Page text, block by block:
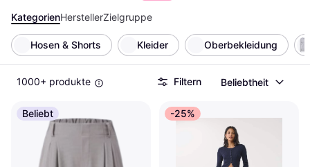
eleganter oder lässiger Kleidung suchst, unsere Filter leiten
dich schnell zum passenden Outfit. Du kannst nach Marken,
Preisen oder Bewertungen filtern, um deine Auswahl weiter zu
verfeinern. So findest du genau das, was zu dir passt. Lies die
Nutzerbewertungen, um mehr über die Erfahrungen anderer zu
erfahren und die richtige Entscheidung zu treffen. Beginne hier
deine Suche nach dem idealen Kleidungsstück und entdecke
die besten Angebote für deinen persönlichen Stil.
Mehr über bekleidung »
KategorienHerstellerZielgruppe
Hosen & Shorts Kleider Oberbekleidung
1000+ produkte Filtern Beliebtheit
Beliebt -25%